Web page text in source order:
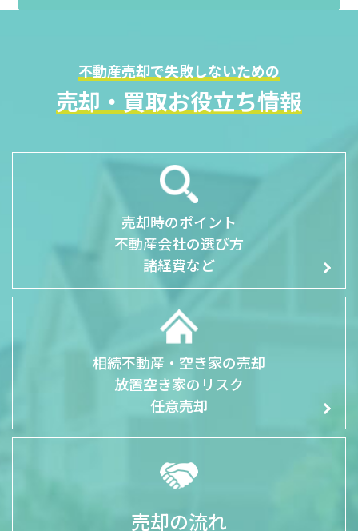
不動産売却で失敗しないための
売却・買取お役立ち情報
売却時のポイント
不動産会社の選び方
諸経費など
相続不動産・空き家の売却
放置空き家のリスク
任意売却
売却の流れ